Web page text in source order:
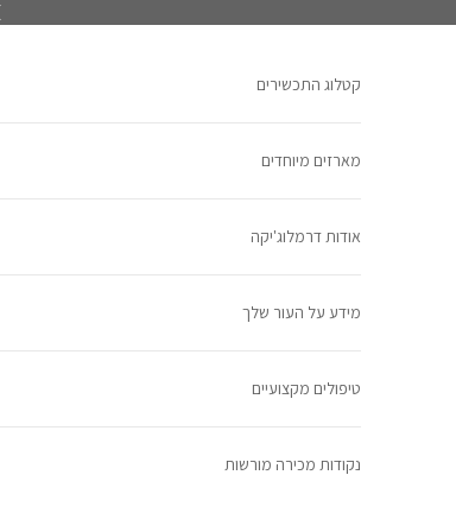
קטלוג התכשירים
מארזים מיוחדים
אודות דרמלוג'יקה
מידע על העור שלך
טיפולים מקצועיים
נקודות מכירה מורשות